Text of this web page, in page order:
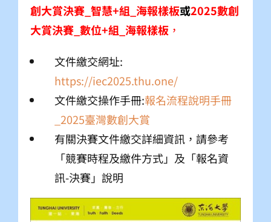
創大賞決賽_智慧+組_海報樣板或2025數創
大賞決賽_數位+組_海報樣板 ，
文件繳交網址:
https://iec2025.thu.one/
文件繳交操作手冊:報名流程說明手冊
_2025臺灣數創大賞
有關決賽文件繳交詳細資訊，請參考
「競賽時程及繳件方式」及「報名資
訊-決賽」說明